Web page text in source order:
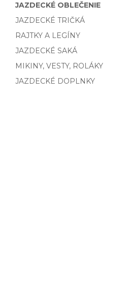
JAZDECKÉ OBLEČENIE
JAZDECKÉ TRIČKÁ
RAJTKY A LEGÍNY
JAZDECKÉ SAKÁ
MIKINY, VESTY, ROLÁKY
JAZDECKÉ DOPLNKY